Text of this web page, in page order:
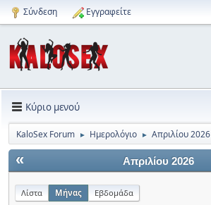
Σύνδεση Εγγραφείτε
Κύριο μενού
KaloSex Forum ► Ημερολόγιο ► Απριλίου 2026
« Απριλίου 2026
Λίστα Μήνας Εβδομάδα